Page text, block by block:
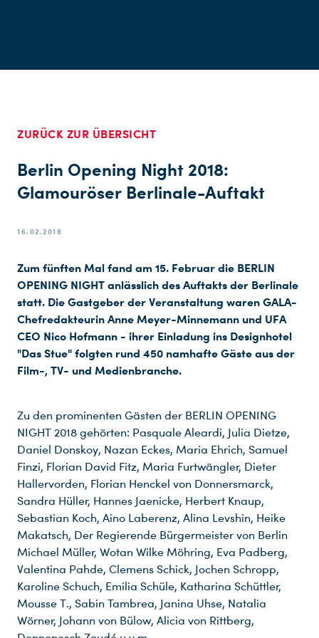
ZURÜCK ZUR ÜBERSICHT
Berlin Opening Night 2018:
Glamouröser Berlinale-Auftakt
16.02.2018
Zum fünften Mal fand am 15. Februar die BERLIN
OPENING NIGHT anlässlich des Auftakts der Berlinale
statt. Die Gastgeber der Veranstaltung waren GALA-
Chefredakteurin Anne Meyer-Minnemann und UFA
CEO Nico Hofmann - ihrer Einladung ins Designhotel
"Das Stue" folgten rund 450 namhafte Gäste aus der
Film-, TV- und Medienbranche.
Zu den prominenten Gästen der BERLIN OPENING
NIGHT 2018 gehörten: Pasquale Aleardi, Julia Dietze,
Daniel Donskoy, Nazan Eckes, Maria Ehrich, Samuel
Finzi, Florian David Fitz, Maria Furtwängler, Dieter
Hallervorden, Florian Henckel von Donnersmarck,
Sandra Hüller, Hannes Jaenicke, Herbert Knaup,
Sebastian Koch, Aino Laberenz, Alina Levshin, Heike
Makatsch, Der Regierende Bürgermeister von Berlin
Michael Müller, Wotan Wilke Möhring, Eva Padberg,
Valentina Pahde, Clemens Schick, Jochen Schropp,
Karoline Schuch, Emilia Schüle, Katharina Schüttler,
Mousse T., Sabin Tambrea, Janina Uhse, Natalia
Wörner, Johann von Bülow, Alicia von Rittberg,